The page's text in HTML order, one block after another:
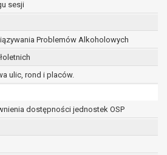
sesji
Problemów Alkoholowych
ulic, rond i placów.
dostępności jednostek OSP
sprawdzić
danych jest niezgodne
a osoba, której dane
sprzeciwia się usunięciu
żądając w zamian ich
dla swoich celów, ale osoba,
dane dotyczą, potrzebuje ich do
obrony lub dochodzenia